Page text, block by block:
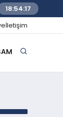
Trabzon Şehir
18:54:18
İletişim